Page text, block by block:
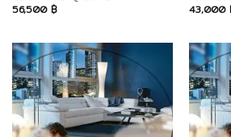
56,500 ฿
43,000